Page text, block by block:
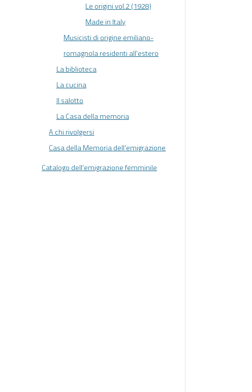
Le origini vol.2 (1928)
Made in Italy
Musicisti di origine emiliano-
romagnola residenti all'estero
La biblioteca
La cucina
Il salotto
La Casa della memoria
A chi rivolgersi
Casa della Memoria dell'emigrazione
Catalogo dell'emigrazione femminile